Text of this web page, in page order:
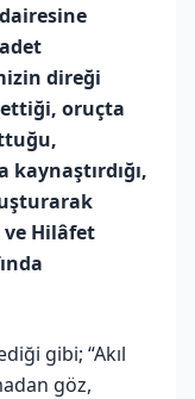
direği
oruçta
Hilâfet
gibi; “Akıl
göz,